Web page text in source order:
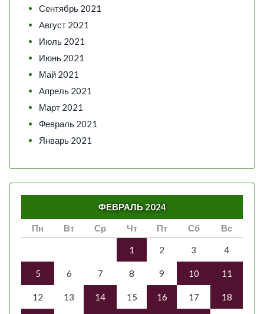
Сентябрь 2021
Август 2021
Июль 2021
Июнь 2021
Май 2021
Апрель 2021
Март 2021
Февраль 2021
Январь 2021
ФЕВРАЛЬ 2024
Пн
Вт Ср Чт Пт Сб Вс
1 2 3 4
5 6 7 8 9 10 11
12 13 14 15 16 17 18